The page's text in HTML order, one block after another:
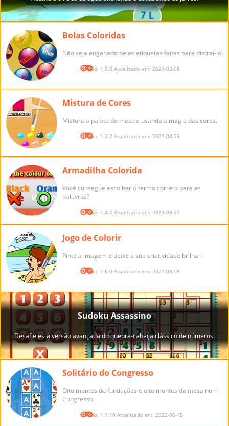
Bolas Coloridas
Não seja enganado pelas etiquetas feitas para distraí-lo!
Versão: 1.5.0 Atualizado em: 2021-03-08
Mistura de Cores
Mistura a paleta do mestre usando a magia das cores.
Versão: 1.2.2 Atualizado em: 2021-04-23
Armadilha Colorida
Você consegue escolher o termo correto para as
palavras?
Versão: 1.4.2 Atualizado em: 2013-08-22
Jogo de Colorir
Pinte a imagem e deixe a sua criatividade brilhar.
Versão: 1.6.0 Atualizado em: 2021-03-09
Solitário do Congresso
Oito montes de fundações e oito montes da mesa num
Congresso.
Versão: 1.1.10 Atualizado em: 2022-06-15